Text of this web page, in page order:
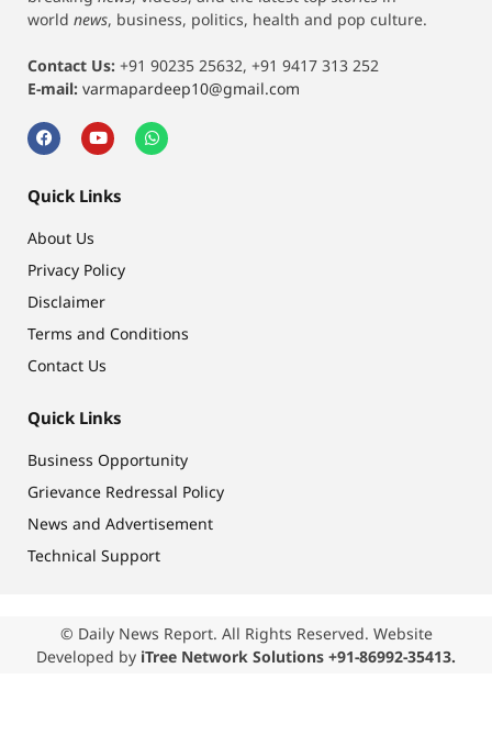
world news, business, politics, health and pop culture.
Contact Us: +91 90235 25632, +91 9417 313 252
E-mail: varmapardeep10@gmail.com
Quick Links
About Us
Privacy Policy
Disclaimer
Terms and Conditions
Contact Us
Quick Links
Business Opportunity
Grievance Redressal Policy
News and Advertisement
Technical Support
© Daily News Report. All Rights Reserved. Website
Developed by iTree Network Solutions +91-86992-35413.